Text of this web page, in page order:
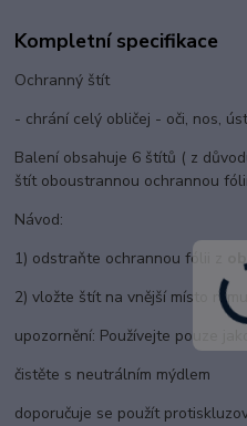
Kompletní specifikace
Ochranný štít
- chrání celý obličej - oči, nos,
Balení obsahuje 6 štítů ( z
štít oboustrannou ochrannou
Návod:
1) odstraňte ochrannou fólii z
2) vložte štít na vnější místo
upozornění: Používejte pouze
čistěte s neutrálním mýdlem
doporučuje se použít